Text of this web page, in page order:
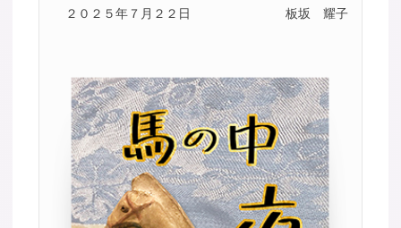
２０２５年７月２２日 板坂 耀子